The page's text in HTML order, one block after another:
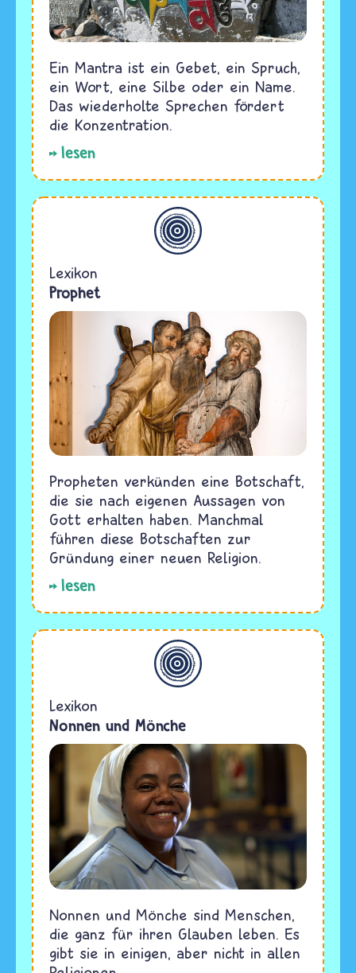
Ein Mantra ist ein Gebet, ein Spruch,
ein Wort, eine Silbe oder ein Name.
Das wiederholte Sprechen fördert
die Konzentration.
lesen
Allgemein
Lexikon
Prophet
Propheten verkünden eine Botschaft,
die sie nach eigenen Aussagen von
Gott erhalten haben. Manchmal
führen diese Botschaften zur
Gründung einer neuen Religion.
lesen
Allgemein
Lexikon
Nonnen und Mönche
Nonnen und Mönche sind Menschen,
die ganz für ihren Glauben leben. Es
gibt sie in einigen, aber nicht in allen